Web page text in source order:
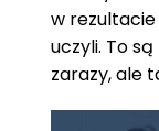
w
uczyli. To
zarazy, ale